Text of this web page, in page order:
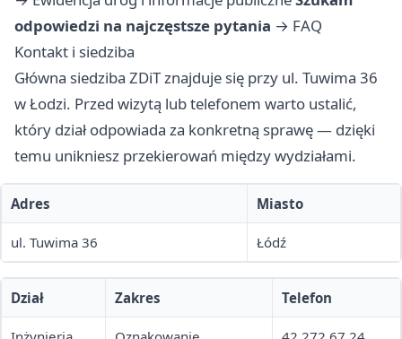
odpowiedzi na najczęstsze pytania → FAQ
Kontakt i siedziba
Główna siedziba ZDiT znajduje się przy ul. Tuwima 36
w Łodzi. Przed wizytą lub telefonem warto ustalić,
który dział odpowiada za konkretną sprawę — dzięki
temu unikniesz przekierowań między wydziałami.
Adres Miasto
ul. Tuwima 36 Łódź
Dział Zakres Telefon